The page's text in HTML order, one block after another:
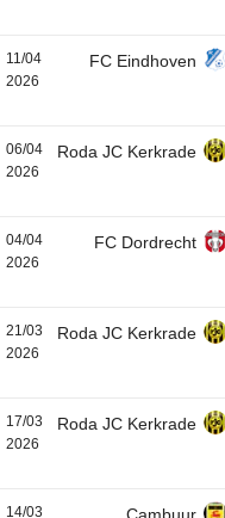
11/04
2026
FC Eindhoven
06/04
2026
Roda JC Kerkrade
04/04
2026
FC Dordrecht
21/03
2026
Roda JC Kerkrade
17/03
2026
Roda JC Kerkrade
14/03